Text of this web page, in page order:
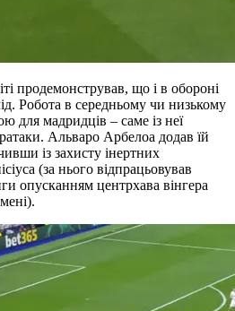
продемонстрував, що і в обороні
Робота в середньому чи низькому
для мадридців – саме із неї
Альваро Арбелоа додав їй
із захисту інертних
(за нього відпрацьовував
опусканням центрхава вінгера